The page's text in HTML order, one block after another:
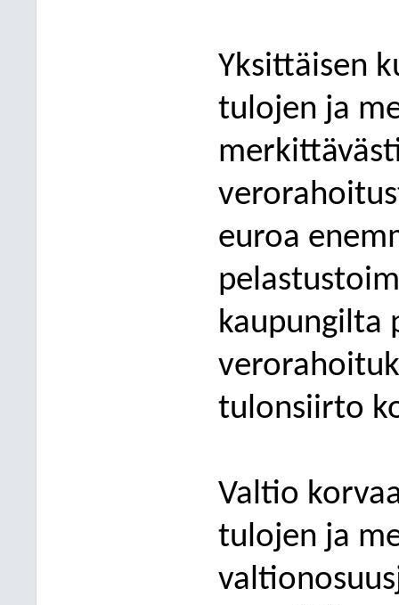
Yksittäisen
tulojen ja
euroa
kaupungilta
tulonsiirto
Valtio
tulojen ja